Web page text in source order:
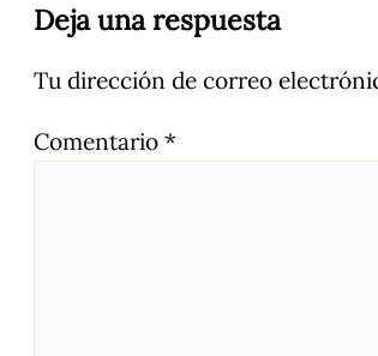
Deja una respuesta
Tu dirección de correo
Comentario *